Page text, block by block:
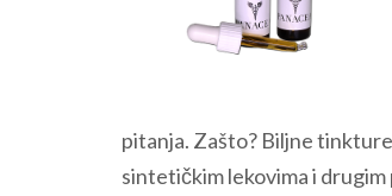
pitanja. Zašto? Biljne
sintetičkim lekovima i